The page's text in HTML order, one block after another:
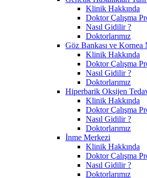
Klinik Hakkında
Doktor Çalışma
Nasıl Gidilir ?
Doktorlarımız
Göz Bankası ve
Klinik Hakkında
Doktor Çalışma
Nasıl Gidilir ?
Doktorlarımız
Hiperbarik Oksijen
Klinik Hakkında
Doktor Çalışma
Nasıl Gidilir ?
Doktorlarımız
İnme Merkezi
Klinik Hakkında
Doktor Çalışma
Nasıl Gidilir ?
Doktorlarımız